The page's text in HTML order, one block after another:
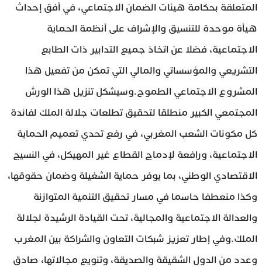
المتعلقة بحكامة هيئات الضمان الاجتماعي، في أفق إحداث
هيأة موحدة للتنسيق والإشراف على أنظمة الحماية
الاجتماعية، فضلا عن اتخاذ جميع التدابير ذات الطابع
التشريعي والمؤسساتي والمالي التي تمكن من تفعيل هذا
المشروع الاجتماعي الطموح.وسيشكل تنزيل هذا الورش
المجتمعي الكبير منطلقا لتحقيق تطلعات جلالة الملك لفائدة
كل مكونات الشعب المغربي، في رفع تحدي تعميم الحماية
الاجتماعية، ورافعة لإدماج القطاع غير المهيكل، في النسيج
الاقتصادي الوطني، بما يوفر حماية الشغيلة وضمان حقوقها،
وكذا منعطفا حاسما في مسار تحقيق التنمية المتوازنة
والعدالة الاجتماعية والمجالية، تحت القيادة الرشيدة لجلالة
الملك.وفي إطار تعزيز شبكات التعاون والشراكة بين المغرب
وعدد من الدول الشقيقة والصديقة، وتنويع مجالاتها، صادق